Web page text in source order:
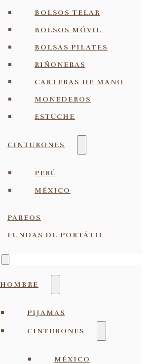
BOLSOS TELAR
BOLSOS MÓVIL
BOLSAS PILATES
RIÑONERAS
CARTERAS DE MANO
MONEDEROS
ESTUCHE
CINTURONES
PERÚ
MÉXICO
PAREOS
FUNDAS DE PORTÁTIL
HOMBRE
PIJAMAS
CINTURONES
MÉXICO